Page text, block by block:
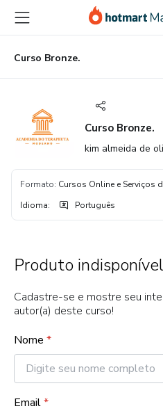
para
conteúdo
principal
para
pagamento
para
rodapé
Curso Bronze.
Curso Bronze.
kim almeida de
Formato: Cursos Online e Serviços
Idioma: Português
Produto indisponível
Cadastre-se e mostre seu
autor(a) deste curso!
Nome *
Email*